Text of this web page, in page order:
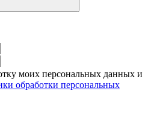
моих персональных данных и
обработки персональных